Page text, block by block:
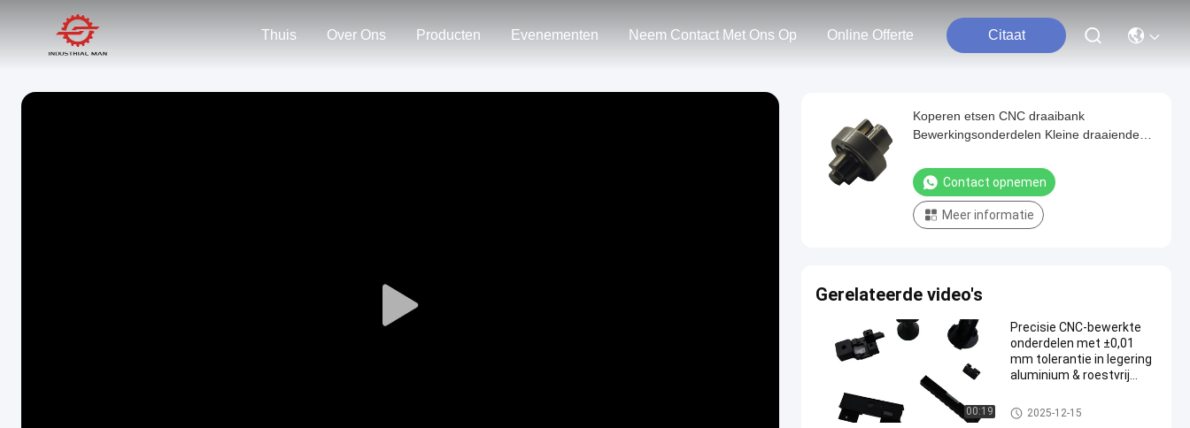
Thuis Over Ons Producten Evenementen Neem Contact Met Ons Op Online Offerte Citaat
Play
Koperen etsen CNC draaibank
Bewerkingsonderdelen Kleine draaiende
Contact opnemen
Meer informatie
Gerelateerde video's
00:19
Precisie CNC-bewerkte
onderdelen met ±0,01
mm tolerantie in legering
aluminium & roestvrij
massaproductie
CNC-draaiwerkstukken
2025-12-15